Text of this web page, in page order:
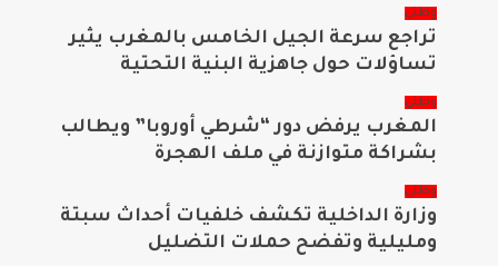
وطني
تراجع سرعة الجيل الخامس بالمغرب يثير
تساؤلات حول جاهزية البنية التحتية
وطني
المغرب يرفض دور “شرطي أوروبا” ويطالب
بشراكة متوازنة في ملف الهجرة
وطني
وزارة الداخلية تكشف خلفيات أحداث سبتة
ومليلية وتفضح حملات التضليل